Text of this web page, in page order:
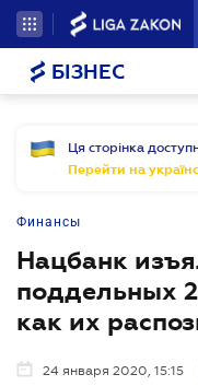
БІЗНЕС
Ця сторінка
Перейти на
Финансы
Нацбанк
поддельных
как их
24 января 2020, 15:15